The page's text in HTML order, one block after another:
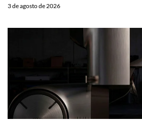
3 de agosto de 2026